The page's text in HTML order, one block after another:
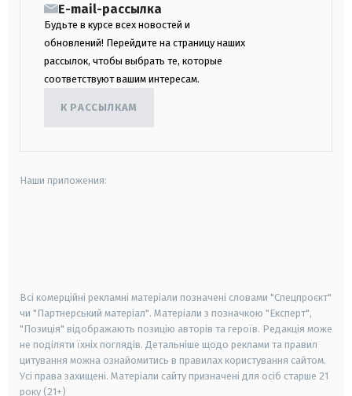
E-mail-рассылка
Будьте в курсе всех новостей и
обновлений! Перейдите на страницу наших
рассылок, чтобы выбрать те, которые
соответствуют вашим интересам.
К РАССЫЛКАМ
Наши приложения:
Всі комерційні рекламні матеріали позначені словами "Спецпроєкт"
чи "Партнерський матеріал". Матеріали з позначкою "Експерт",
"Позиція" відображають позицію авторів та героїв. Редакція може
не поділяти їхніх поглядів. Детальніше щодо реклами та правил
цитування можна ознайомитись в правилах користування сайтом.
Усі права захищені. Матеріали сайту призначені для осіб старше 21
року (21+)